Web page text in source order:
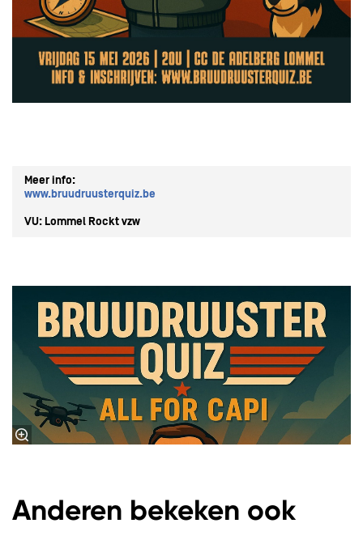
Meer info:
www.bruudruusterquiz.be
VU: Lommel Rockt vzw
Anderen bekeken ook